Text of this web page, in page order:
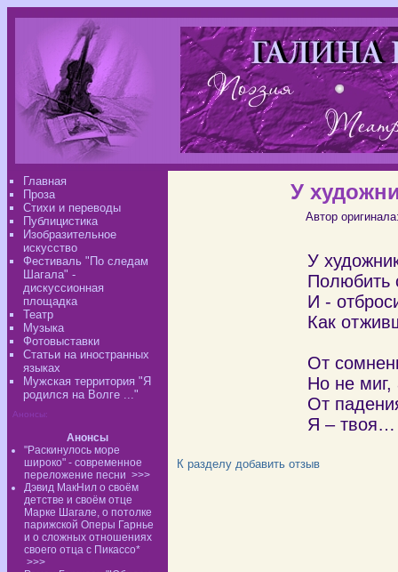
Главная
Проза
Стихи и переводы
Публицистика
Изобразительное
искусство
Фестиваль "По следам
Шагала" -
дискуссионная
площадка
Театр
Музыка
Фотовыставки
Статьи на иностранных
языках
Мужская территория "Я
родился на Волге ..."
Анонсы:
Анонсы
"Раскинулось море
широко" - современное
переложение песни >>>
Дэвид МакНил о своём
детстве и своём отце
Марке Шагале, о потолке
парижской Оперы Гарнье
и о сложных отношениях
своего отца с Пикассо*
>>>
У
Автор
У
Полюбить
И -
Как
От
Но не миг,
От
Я – твоя…
К разделу добавить отзыв